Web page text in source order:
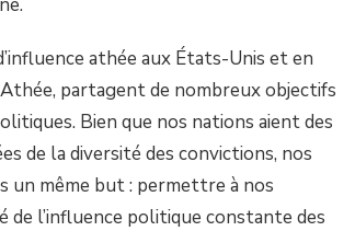
athée aux États-Unis et en
partagent de nombreux objectifs
Bien que nos nations aient des
de la diversité des convictions, nos
un même but : permettre à nos
l’influence politique constante des